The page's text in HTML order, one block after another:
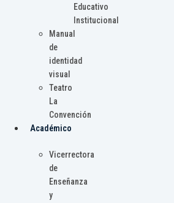
Educativo
Institucional
Manual
de
identidad
visual
Teatro
La
Convención
Académico
Vicerrectora
de
Enseñanza
y